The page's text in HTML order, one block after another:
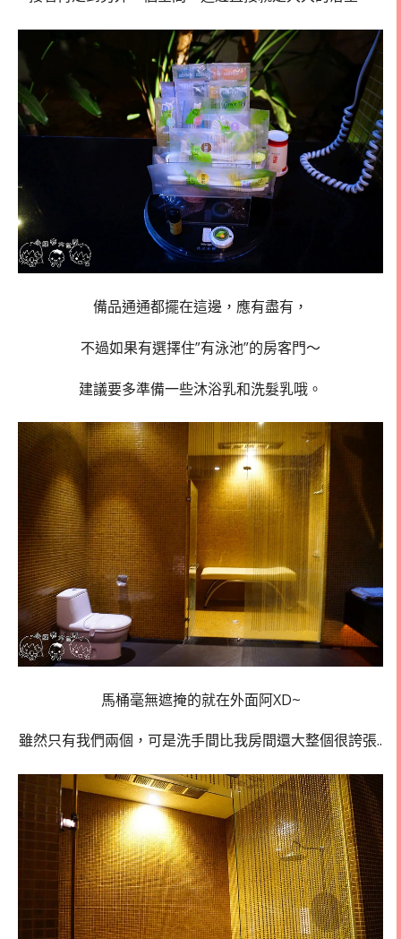
備品通通都擺在這邊，應有盡有，
不過如果有選擇住”有泳池”的房客門～
建議要多準備一些沐浴乳和洗髮乳哦。
馬桶毫無遮掩的就在外面阿XD~
雖然只有我們兩個，可是洗手間比我房間還大整個很誇張..